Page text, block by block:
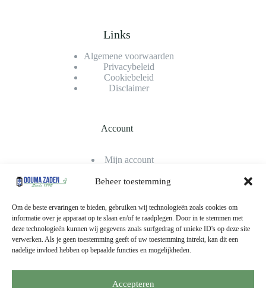
Beheer toestemming
Om de beste ervaringen te bieden, gebruiken wij technologieën zoals cookies om
informatie over je apparaat op te slaan en/of te raadplegen. Door in te stemmen met
deze technologieën kunnen wij gegevens zoals surfgedrag of unieke ID's op deze site
verwerken. Als je geen toestemming geeft of uw toestemming intrekt, kan dit een
nadelige invloed hebben op bepaalde functies en mogelijkheden.
Accepteren
Links
Algemene voorwaarden
Privacybeleid
Cookiebeleid
Disclaimer
Account
Mijn account
Winkelwagen
Klantenservice
Betaalmethodes